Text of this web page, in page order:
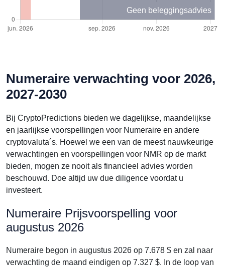
Geen beleggingsadvies
Numeraire verwachting voor 2026,
2027-2030
Bij CryptoPredictions bieden we dagelijkse, maandelijkse
en jaarlijkse voorspellingen voor Numeraire en andere
cryptovaluta´s. Hoewel we een van de meest nauwkeurige
verwachtingen en voorspellingen voor NMR op de markt
bieden, mogen ze nooit als financieel advies worden
beschouwd. Doe altijd uw due diligence voordat u
investeert.
Numeraire Prijsvoorspelling voor
augustus 2026
Numeraire begon in augustus 2026 op 7.678 $ en zal naar
verwachting de maand eindigen op 7.327 $. In de loop van